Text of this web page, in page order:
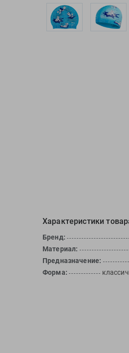
Характеристики
Бренд:
Материал:
Предназначение:
Форма: